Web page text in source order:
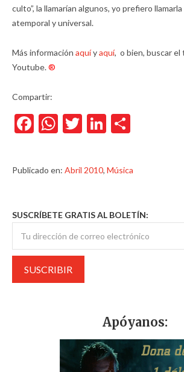
culto”, la llamarían algunos, yo prefiero
atemporal y universal.
Más información aquíyaquí, o bien, buscar el
Youtube.®
Compartir:
Facebook
WhatsApp
TwitterLinkedIn
Publicado en: Abril 2010, Música
SUSCRÍBETE GRATIS AL BOLETÍN:
Apóyanos: